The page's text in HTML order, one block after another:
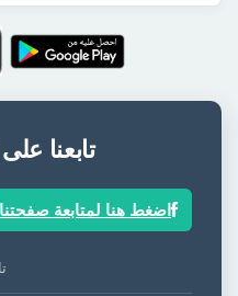
تابعنا
اضغط هنا لمتابعة